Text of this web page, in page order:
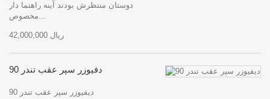
دوستان منتظرش بودند آینه راهنما دار
مخصوص...
42,000,000 ریال
دفیوزر سپر عقب تندر 90
دیفیوزر سپر عقب تندر 90